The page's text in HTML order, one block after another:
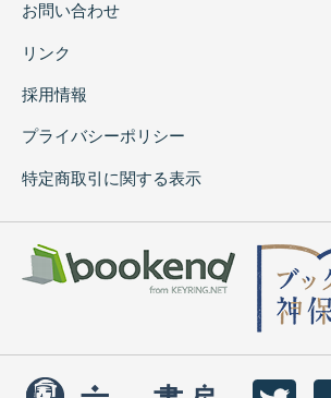
お問い合わせ
リンク
採用情報
プライバシーポリシー
特定商取引に関する表示